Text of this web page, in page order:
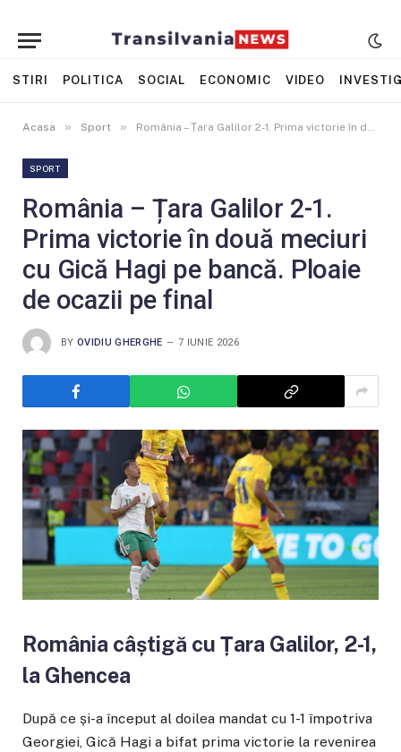
STIRI POLITICA SOCIAL ECONOMIC VIDEO
Acasa » Sport » România – Țara Galilor 2-1. Prima victorie în două meciuri cu Gică Hagi pe bancă. Ploaie de ocazii pe final
SPORT
România – Țara Galilor 2-1.
Prima victorie în două meciuri
cu Gică Hagi pe bancă. Ploaie
de ocazii pe final
BY OVIDIU GHERGHE 7 IUNIE 2026
România câștigă cu Țara Galilor, 2-1,
la Ghencea
După ce și-a început al doilea mandat cu 1-1 împotriva
Georgiei, Gică Hagi a bifat prima victorie la revenirea